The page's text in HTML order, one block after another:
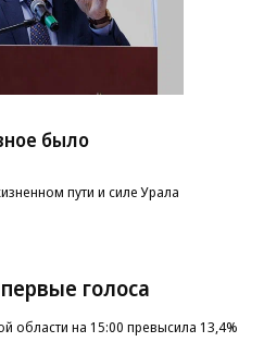
было
пути и силе Урала
голоса
области на 15:00 превысила 13,4%